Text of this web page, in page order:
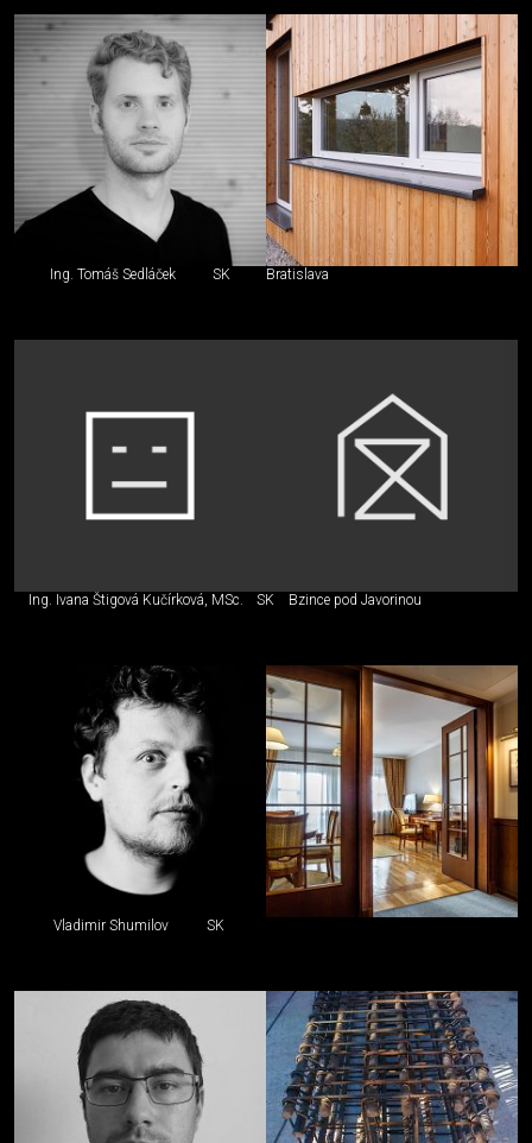
Ing. Tomáš Sedláček SK Bratislava
Ing. Ivana Štigová Kučírková, MSc. SK Bzince pod Javorinou
Vladimir Shumilov SK